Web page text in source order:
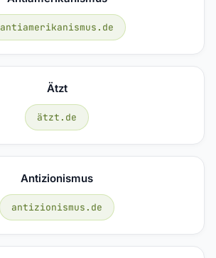
antiamerikanismus.de
Ätzt
ätzt.de
Antizionismus
antizionismus.de